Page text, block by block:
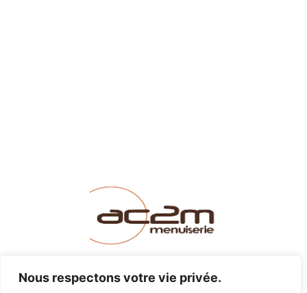
Nous respectons votre vie privée.
LINKEDIN INSTAGRAM FACEBOOK